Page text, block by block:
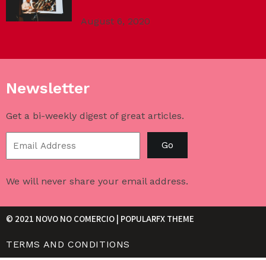
August 6, 2020
Newsletter
Get a bi-weekly digest of great articles.
Go
We will never share your email address.
© 2021 NOVO NO COMERCIO | POPULARFX THEME
TERMS AND CONDITIONS